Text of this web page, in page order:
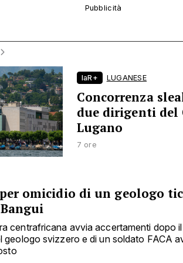
laR+ LUGANESE
Concorrenza
due dirigenti del
Lugano
7 ore
omicidio di un geologo
centrafricana avvia accertamenti dopo
geologo svizzero e di un soldato FACA